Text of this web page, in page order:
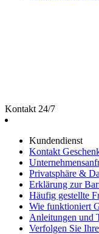
Kontakt 24/7
Kundendienst
Kontakt
Privatsphäre &
Erklärung zur
Häufig gestellte
Wie funktioniert
Anleitungen und
Verfolgen Sie